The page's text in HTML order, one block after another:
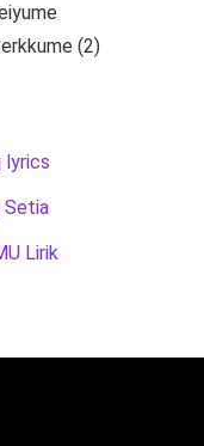
(2)
lyrics
Setia
Lirik